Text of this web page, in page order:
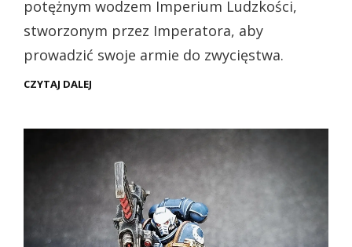
potężnym wodzem Imperium Ludzkości,
stworzonym przez Imperatora, aby
prowadzić swoje armie do zwycięstwa.
CZYTAJ DALEJ
DEATH
GUARD
(PREZENTACJA)